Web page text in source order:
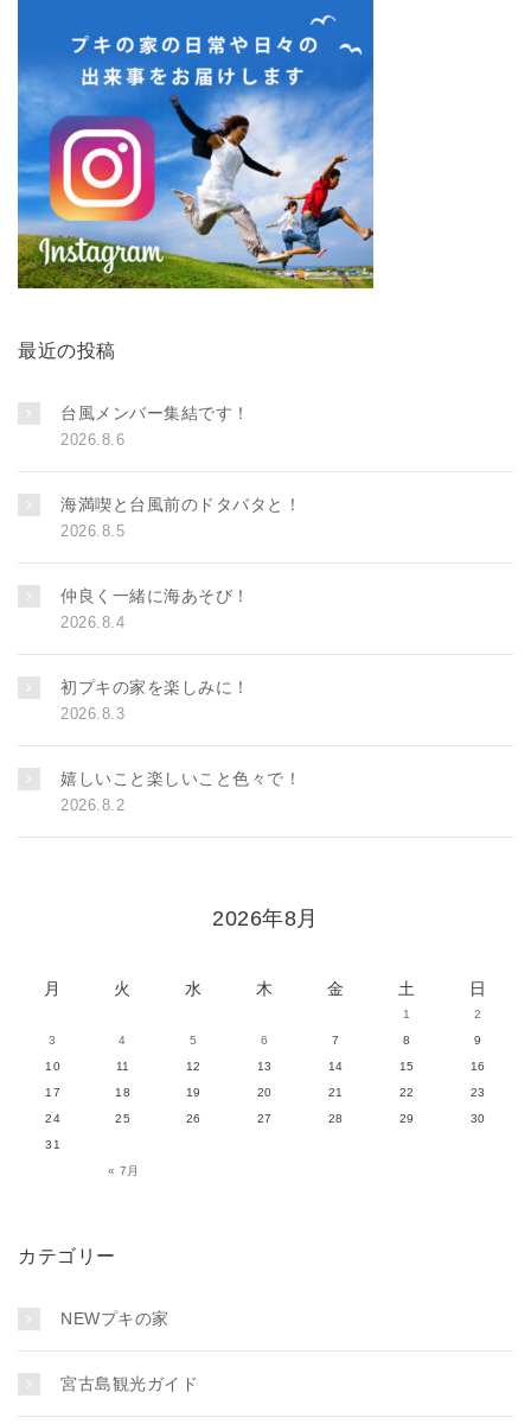
最近の投稿
台風メンバー集結です！
2026.8.6
海満喫と台風前のドタバタと！
2026.8.5
仲良く一緒に海あそび！
2026.8.4
初プキの家を楽しみに！
2026.8.3
嬉しいこと楽しいこと色々で！
2026.8.2
2026年8月
月 火 水 木 金 土 日
« 7月
1
2
3
4 5 6 7 8
9
10
11 12 13 14 15
16
17
18 19 20 21 22
23
24
25 26 27 28 29
30
31
カテゴリー
NEWプキの家
宮古島観光ガイド